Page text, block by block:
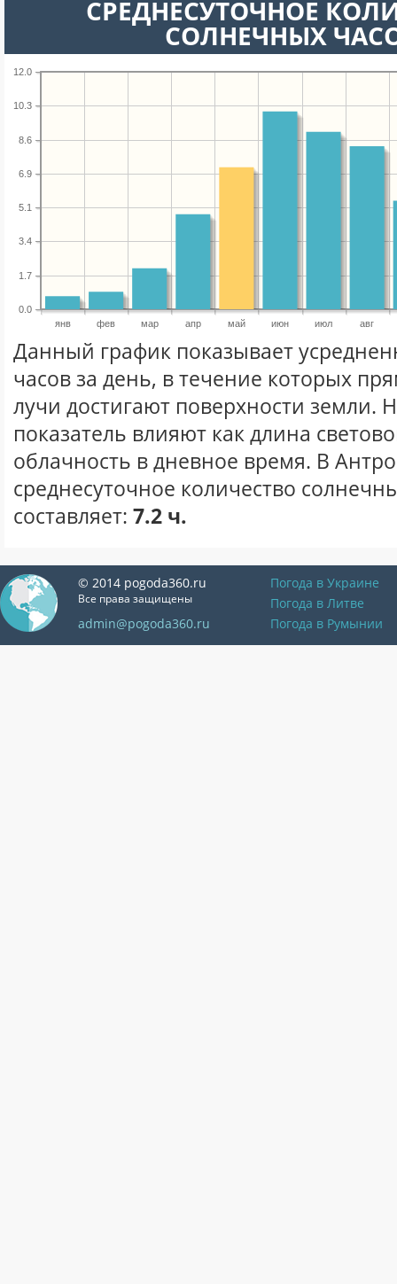
СРЕДНЕСУТОЧНОЕ
СОЛНЕЧНЫХ
янв фев мар апр май июн июл авг
0.0
1.7
3.4
5.1
6.9
8.6
10.3
12.0
Данный график показывает
часов за день, в течение которых
лучи достигают поверхности земли.
показатель влияют как длина
облачность в дневное время. В
среднесуточное количество
составляет: 7.2 ч.
© 2014 pogoda360.ru
Все права защищены
admin@pogoda360.ru
Погода в Украине
Погода в Литве
Погода в Румынии